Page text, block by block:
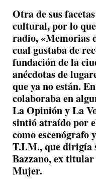
Otra de sus
cultural, por lo
radio, «Memorias
cual gustaba de
fundación de la
anécdotas de
que ya no están.
colaboraba en
La Opinión y La
sintió atraído por
como escenógrafo
T.I.M., que dirigía
Bazzano, ex
Mujer.